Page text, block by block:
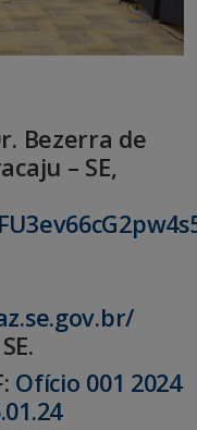
Bezerra de
– SE,
Ofício 001 2024